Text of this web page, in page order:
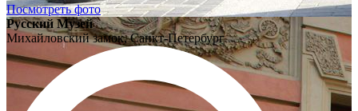
Посмотреть фото
Русский Музей
Михайловский замок, Санкт-Петербург